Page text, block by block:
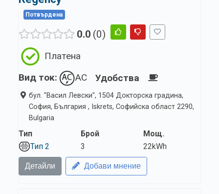
Потвърдена
0.0 0
Платена
Вид ток:
AC Удобства
бул. "Васил Левски", 1504 Докторска градина,
София, България , Iskrets, Софийска област 2290,
Bulgaria
Тип
Тип 2
Брой
3
Мощ.
22kWh
Детайли Добави мнение